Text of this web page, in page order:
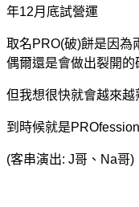
年12月底試營運
取名PRO(破)餅是因為
偶爾還是會做出裂開的
但我想很快就會越來
到時候就是
(客串演出: J哥、Na哥)